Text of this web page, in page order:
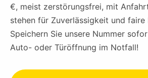
€, meist zerstörungsfrei, mit
stehen für Zuverlässigkeit und faire
Speichern Sie unsere Nummer
Auto- oder Türöffnung im Notfall!